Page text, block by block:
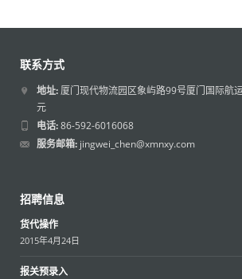
联系方式
地址:厦门现代物流园区象屿路99号厦门国际航
元
电话:86-592-6016068
服务邮箱: jingwei_chen@xmnxy.com
招聘信息
货代操作
2015年4月24日
报关预录入